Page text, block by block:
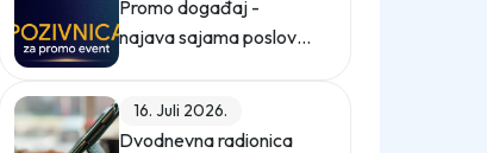
Promo događaj -
najava sajama poslova
"Gledaj sebi posla"
16. Juli 2026.
Dvodnevna radionica